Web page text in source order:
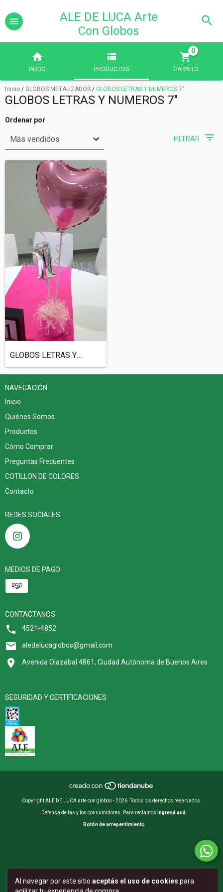
ALE DE LUCA Arte
Con Globos
INICIO PRODUCTOS CARRITO
0
Al navegar por este sitio aceptás el uso de cookies para
Inicio / GLOBOS METALIZADOS / GLOBOS LETRAS Y NUMEROS 7"
GLOBOS LETRAS Y NUMEROS 7"
Ordenar por
FILTRAR
GLOBOS LETRAS Y NUMEROS 7"
NAVEGACIÓN
Inicio
Quiénes Somos
Productos
Cómo Comprar
Preguntas Frecuentes
COTILLON DE COLORES
Contacto
REDES SOCIALES
MEDIOS DE PAGO
CONTACTANOS
4521-4852
aledelucaglobos@gmail.com
Avenida Olazabal 4861, Ciudad Autónoma de Buenos Aires
SEGURIDAD Y CERTIFICACIONES
Copyright ALE DE LUCA arte con globos - 2026. Todos los derechos reservados.
Defensa de las y los consumidores. Para reclamos ingresá acá.
Botón de arrepentimiento